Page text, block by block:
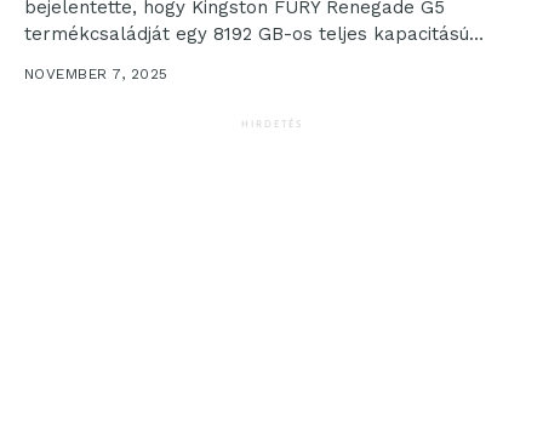
bejelentette, hogy Kingston FURY Renegade G5
termékcsaládját egy 8192 GB-os teljes kapacitású
NOVEMBER 7, 2025
HIRDETÉS